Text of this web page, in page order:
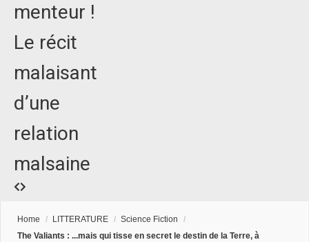
menteur !
Le récit
malaisant
d’une
relation
malsaine
Home / LITTERATURE / Science Fiction
/
The Valiants : ...mais qui tisse en secret le destin de la Terre, à